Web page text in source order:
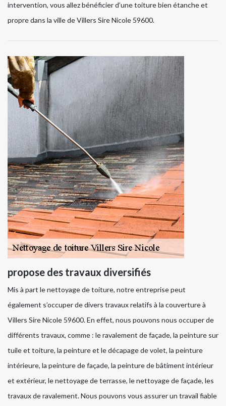
intervention, vous allez bénéficier d’une toiture bien étanche et
propre dans la ville de Villers Sire Nicole 59600.
propose des travaux diversifiés
Mis à part le nettoyage de toiture, notre entreprise peut
également s’occuper de divers travaux relatifs à la couverture à
Villers Sire Nicole 59600. En effet, nous pouvons nous occuper de
différents travaux, comme : le ravalement de façade, la peinture sur
tuile et toiture, la peinture et le décapage de volet, la peinture
intérieure, la peinture de façade, la peinture de bâtiment intérieur
et extérieur, le nettoyage de terrasse, le nettoyage de façade, les
travaux de ravalement. Nous pouvons vous assurer un travail fiable